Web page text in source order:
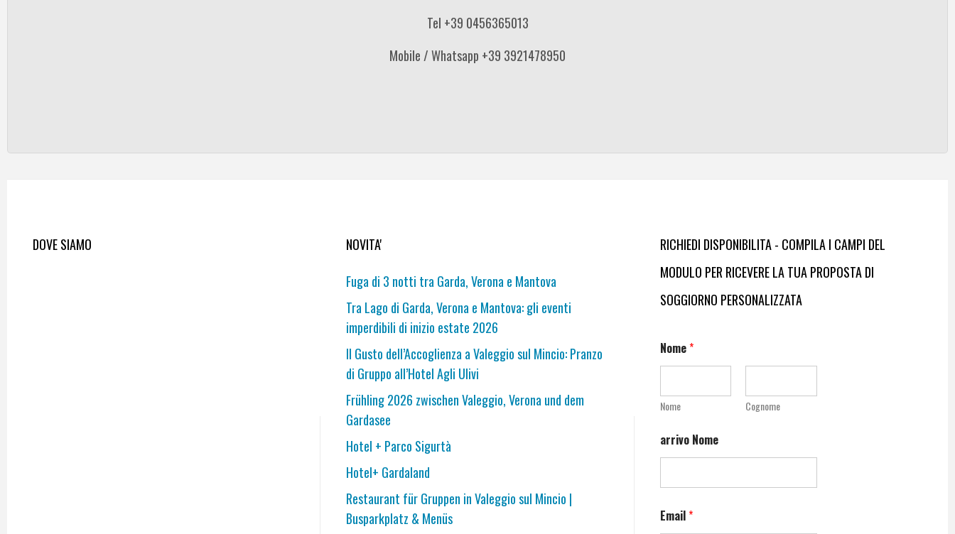
Tel +39 0456365013
Mobile / Whatsapp +39 3921478950
DOVE SIAMO
NOVITA'
Fuga di 3 notti tra Garda, Verona e Mantova
Tra Lago di Garda, Verona e Mantova: gli eventi
imperdibili di inizio estate 2026
Il Gusto dell’Accoglienza a Valeggio sul Mincio: Pranzo
di Gruppo all’Hotel Agli Ulivi
Frühling 2026 zwischen Valeggio, Verona und dem
Gardasee
Hotel + Parco Sigurtà
Hotel+ Gardaland
Restaurant für Gruppen in Valeggio sul Mincio |
Busparkplatz & Menüs
RICHIEDI DISPONIBILITA - COMPILA I CAMPI DEL
MODULO PER RICEVERE LA TUA PROPOSTA DI
SOGGIORNO PERSONALIZZATA
Nome*
Nome Cognome
arrivo Nome
Email*